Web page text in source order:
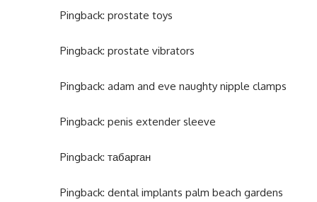
Pingback: prostate toys
Pingback: prostate vibrators
Pingback: adam and eve naughty nipple clamps
Pingback: penis extender sleeve
Pingback: табарган
Pingback: dental implants palm beach gardens